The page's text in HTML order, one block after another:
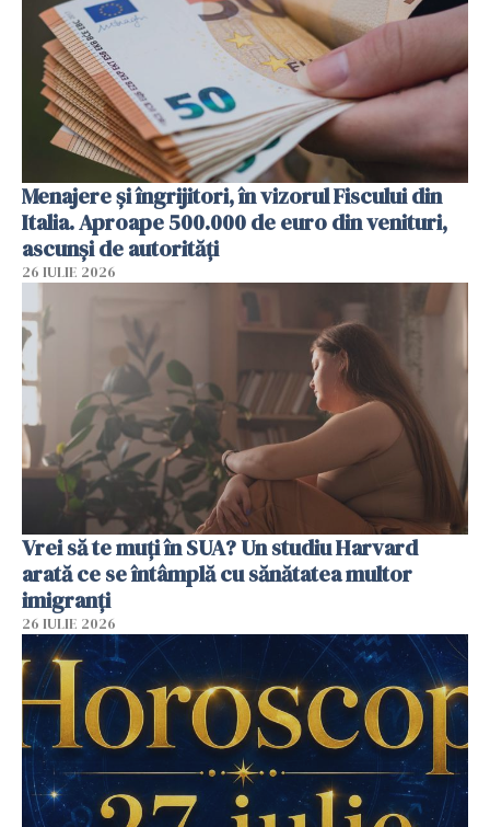
Menajere și îngrijitori, în vizorul Fiscului din
Italia. Aproape 500.000 de euro din venituri,
ascunși de autorități
26 IULIE 2026
Vrei să te muți în SUA? Un studiu Harvard
arată ce se întâmplă cu sănătatea multor
imigranți
26 IULIE 2026